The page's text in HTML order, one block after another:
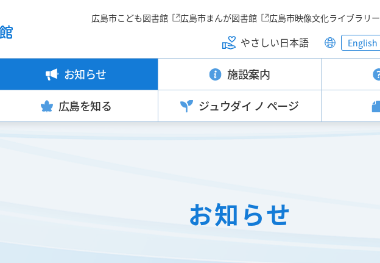
広島市こども図書館 広島市まんが図書館 広島市映像文化ライブラリー
やさしい日本語 English
お知らせ 施設案内
広島を知る ジュウダイ ノ ページ
お知らせ